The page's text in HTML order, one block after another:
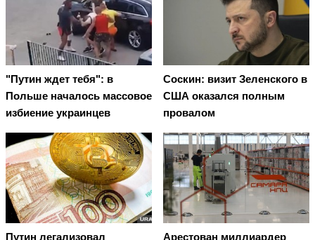
"Путин ждет тебя": в
Польше началось массовое
избиение украинцев
Соскин: визит Зеленского в
США оказался полным
провалом
Путин легализовал Арестован миллиардер